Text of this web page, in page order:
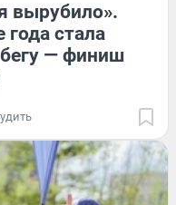
вырубило».
стала
— финиш